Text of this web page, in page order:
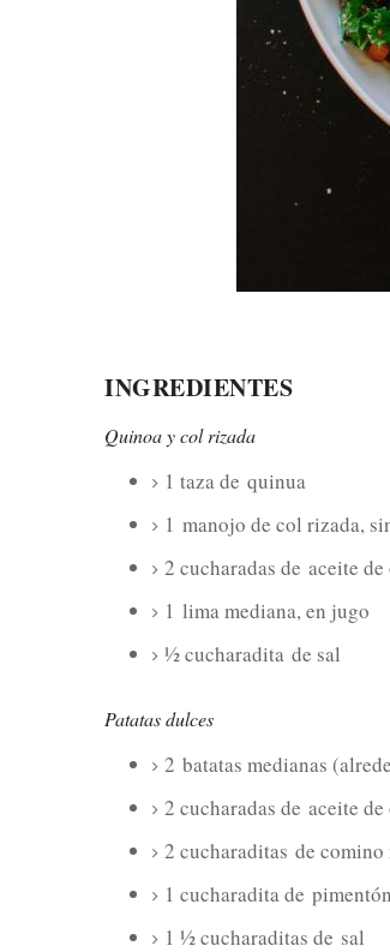
INGREDIENTES
Quinoa y col rizada
1 taza de quinua
1 manojo de col rizada,
2 cucharadas de aceite
1 lima mediana, en jugo
½ cucharadita de sal
Patatas dulces
2 batatas medianas
2 cucharadas de aceite
2 cucharaditas de
1 cucharadita de
1 ½ cucharaditas de sal